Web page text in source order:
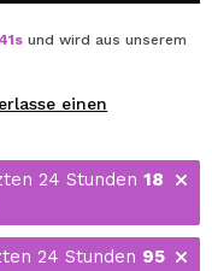
40s und wird aus unserem
einen
24 Stunden 18
24 Stunden 95